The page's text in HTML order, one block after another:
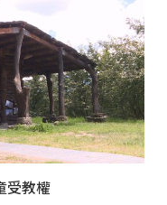
受教權